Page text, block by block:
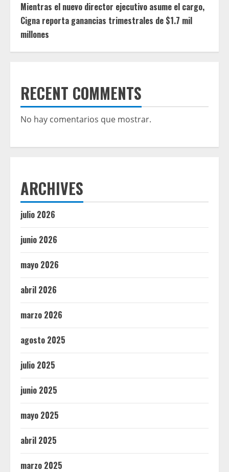
Mientras el nuevo director ejecutivo asume el cargo,
Cigna reporta ganancias trimestrales de $1.7 mil
millones
RECENT COMMENTS
No hay comentarios que mostrar.
ARCHIVES
julio 2026
junio 2026
mayo 2026
abril 2026
marzo 2026
agosto 2025
julio 2025
junio 2025
mayo 2025
abril 2025
marzo 2025